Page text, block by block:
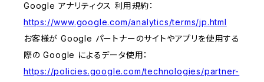
Google アナリティクス 利用規約：
https://www.google.com/analytics/terms/jp.html
お客様が Google パートナーのサイトやアプリを使用する
際の Google によるデータ使用：
https://policies.google.com/technologies/partner-